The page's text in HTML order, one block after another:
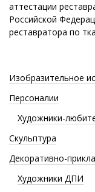
аттестации
Российской
реставратора по
Изобразительное
Персоналии
Художники-
Скульптура
Декоративно-
Художники ДПИ